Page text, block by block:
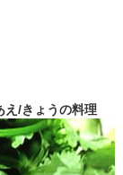
え/きょうの料理